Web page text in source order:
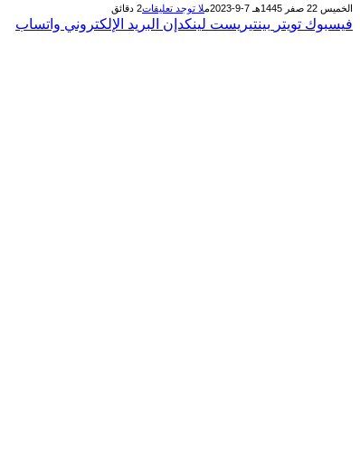
الخميس 22 صفر 1445هـ 7-9-2023م لا توجد تعليقات2 دقائق
فيسبوك تويتر بينتيريست لينكدإن البريد الإلكتروني واتساب